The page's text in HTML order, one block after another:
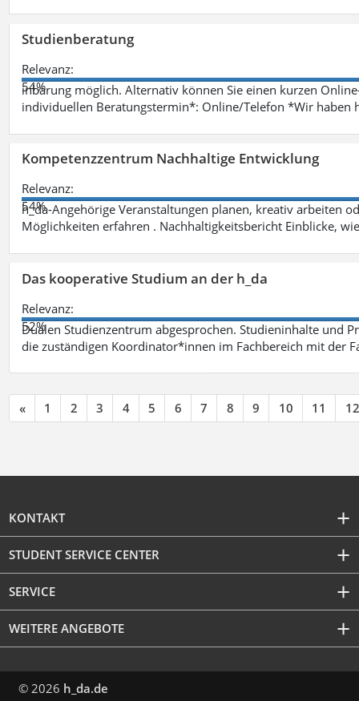
Studienberatung
Relevanz:
54%
inbarung möglich. Alternativ können Sie einen kurzen
individuellen Beratungstermin*: Online/Telefon *Wir haben
Kompetenzzentrum Nachhaltige Entwicklung
Relevanz:
54%
h_da-Angehörige Veranstaltungen planen, kreativ arbeiten
Möglichkeiten erfahren . Nachhaltigkeitsbericht Einblicke,
Das kooperative Studium an der h_da
Relevanz:
52%
Dualen Studienzentrum abgesprochen. Studieninhalte und
die zuständigen Koordinator*innen im Fachbereich mit der
« 1 2 3 4 5 6 7 8 9 10 11 12
KONTAKT
STUDENT SERVICE CENTER
SERVICE
WEITERE ANGEBOTE
© 2026 h_da.de